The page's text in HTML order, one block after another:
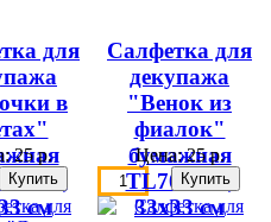
для
в
см
25 р.
Салфетка для
декупажа
"Венок из
фиалок"
бумажная
TL702400,
33х33 см
Цена:25 р.